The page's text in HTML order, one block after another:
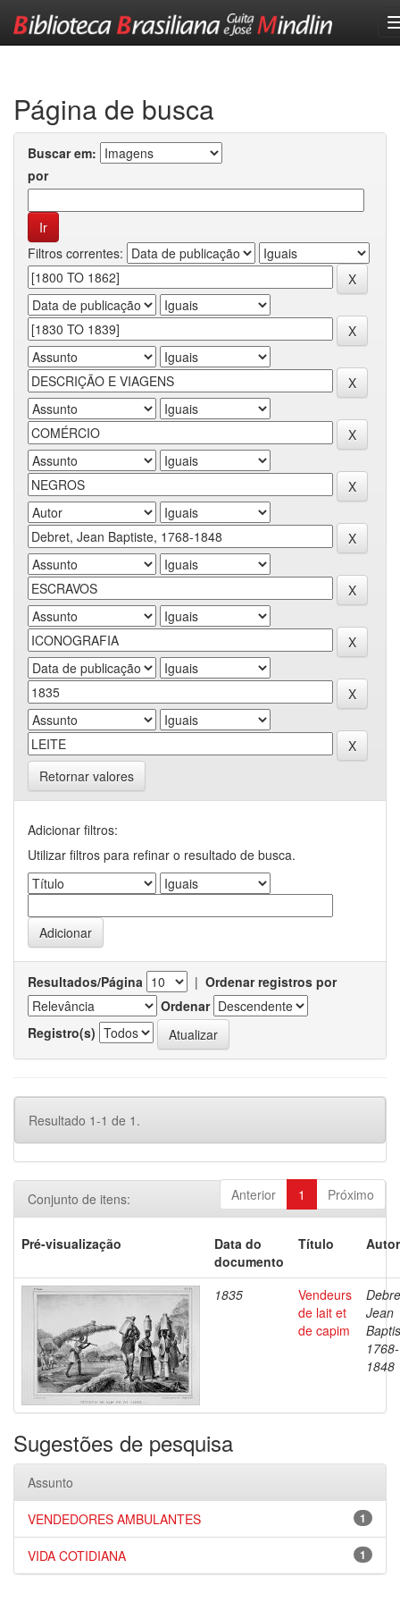
Página de busca
Buscar em:
por
Filtros correntes:
Retornar valores
Adicionar filtros:
Utilizar filtros para refinar o resultado de busca.
Resultados/Página | Ordenar registros por
Ordenar
Registro(s)
Resultado 1-1 de 1.
Anterior 1 Próximo
Conjunto de itens:
Pré-visualização
Data do
documento
Título
1835
Vendeurs
de lait et
de capim
Jean
1768-
1848
Sugestões de pesquisa
Assunto
1
VENDEDORES AMBULANTES
1
VIDA COTIDIANA